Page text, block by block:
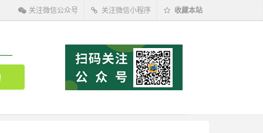
关注微信公众号 关注微信小程序 收藏本站